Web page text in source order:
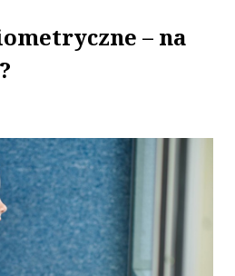
– na
2023-06-30 09:22:45